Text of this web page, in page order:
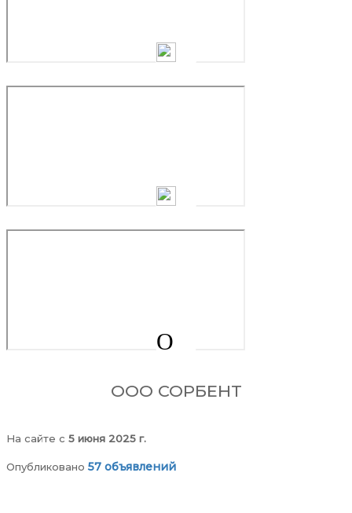
О
ООО СОРБЕНТ
На сайте c 5 июня 2025 г.
Опубликовано 57 объявлений